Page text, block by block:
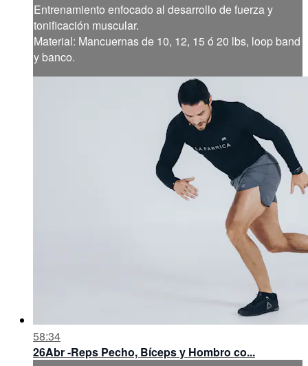
Entrenamiento enfocado al desarrollo de fuerza y
tonificación muscular.
Material: Mancuernas de 10, 12, 15 ó 20 lbs, loop band
y banco.
58:34
26Abr -Reps Pecho, Bíceps y Hombro co...